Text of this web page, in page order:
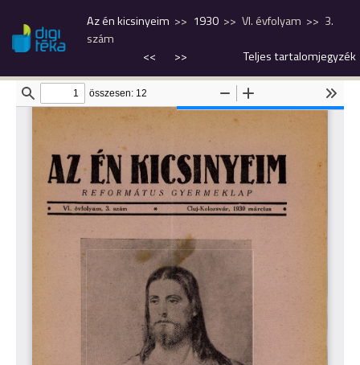
Az én kicsinyeim 1930 VI. évfolyam
3.
szám
<<
>> Teljes tartalomjegyzék